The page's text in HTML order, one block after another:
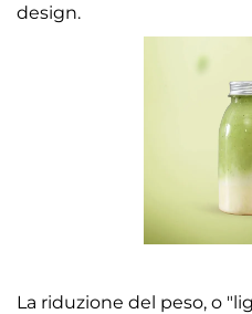
design.
La riduzione del peso, o